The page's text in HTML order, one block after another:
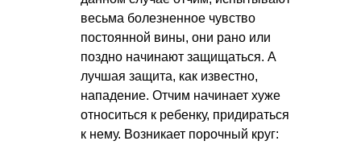
весьма болезненное чувство
постоянной вины, они рано или
поздно начинают защищаться. А
лучшая защита, как известно,
нападение. Отчим начинает хуже
относиться к ребенку, придираться
к нему. Возникает порочный круг: